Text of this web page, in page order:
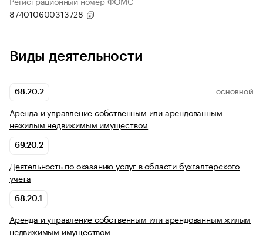
874010600313728
Виды деятельности
68.20.2 ОСНОВНОЙ
Аренда и управление собственным или арендованным
нежилым недвижимым имуществом
69.20.2
Деятельность по оказанию услуг в области бухгалтерского
учета
68.20.1
Аренда и управление собственным или арендованным жилым
недвижимым имуществом